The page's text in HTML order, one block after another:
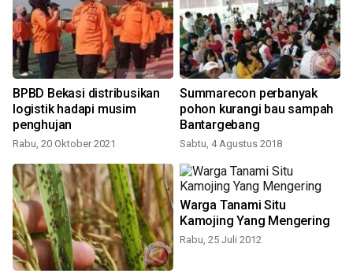
BPBD Bekasi distribusikan
logistik hadapi musim
penghujan
Rabu, 20 Oktober 2021
Summarecon perbanyak
pohon kurangi bau sampah
Bantargebang
Sabtu, 4 Agustus 2018
Warga Tanami Situ
Kamojing Yang Mengering
Rabu, 25 Juli 2012